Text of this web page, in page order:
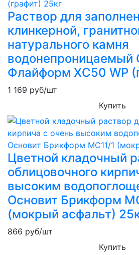
Раствор для
клинкерной,
натурального камня
водонепроницаемый
Флайформ XC50 WP
1 169 руб/шт
Купить
Цветной кладочный
облицовочного
высоким
Основит Брикформ
(мокрый асфальт)
866 руб/шт
Купить